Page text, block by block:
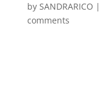
by SANDRARICO |
comments